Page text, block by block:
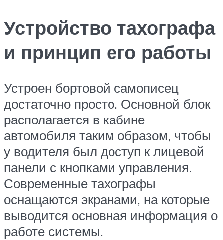
Устройство тахографа
и принцип его работы
Устроен бортовой самописец
достаточно просто. Основной блок
располагается в кабине
автомобиля таким образом, чтобы
у водителя был доступ к лицевой
панели с кнопками управления.
Современные тахографы
оснащаются экранами, на которые
выводится основная информация о
работе системы.